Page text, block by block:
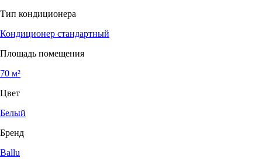
Тип кондиционера
Кондиционер стандартный
Площадь помещения
70 м²
Цвет
Белый
Бренд
Ballu